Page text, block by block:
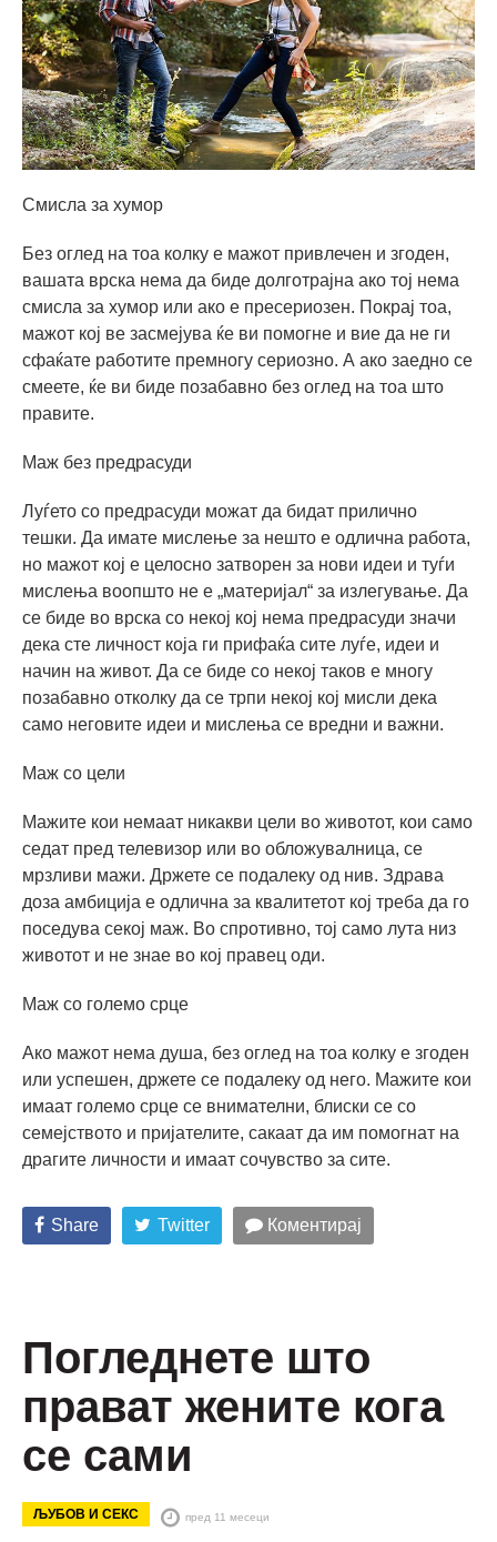
Смисла за хумор
Без оглед на тоа колку е мажот привлечен и згоден,
вашата врска нема да биде долготрајна ако тој нема
смисла за хумор или ако е пресериозен. Покрај тоа,
мажот кој ве засмејува ќе ви помогне и вие да не ги
сфаќате работите премногу сериозно. А ако заедно се
смеете, ќе ви биде позабавно без оглед на тоа што
правите.
Маж без предрасуди
Луѓето со предрасуди можат да бидат прилично
тешки. Да имате мислење за нешто е одлична работа,
но мажот кој е целосно затворен за нови идеи и туѓи
мислења воопшто не е „материјал“ за излегување. Да
се биде во врска со некој кој нема предрасуди значи
дека сте личност која ги прифаќа сите луѓе, идеи и
начин на живот. Да се биде со некој таков е многу
позабавно отколку да се трпи некој кој мисли дека
само неговите идеи и мислења се вредни и важни.
Маж со цели
Мажите кои немаат никакви цели во животот, кои само
седат пред телевизор или во обложувалница, се
мрзливи мажи. Држете се подалеку од нив. Здрава
доза амбиција е одлична за квалитетот кој треба да го
поседува секој маж. Во спротивно, тој само лута низ
животот и не знае во кој правец оди.
Маж со големо срце
Ако мажот нема душа, без оглед на тоа колку е згоден
или успешен, држете се подалеку од него. Мажите кои
имаат големо срце се внимателни, блиски се со
семејството и пријателите, сакаат да им помогнат на
драгите личности и имаат сочувство за сите.
Share Twitter Коментирај
Погледнете што
прават жените кога
се сами
ЉУБОВ И СЕКС пред 11 месеци